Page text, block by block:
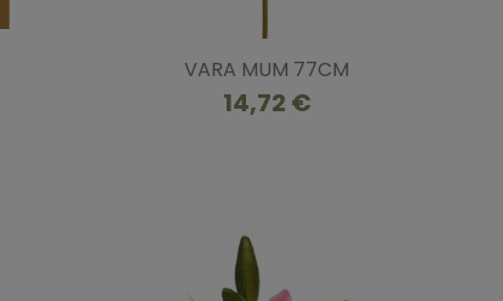
VARA MUM 77CM
14,72 €